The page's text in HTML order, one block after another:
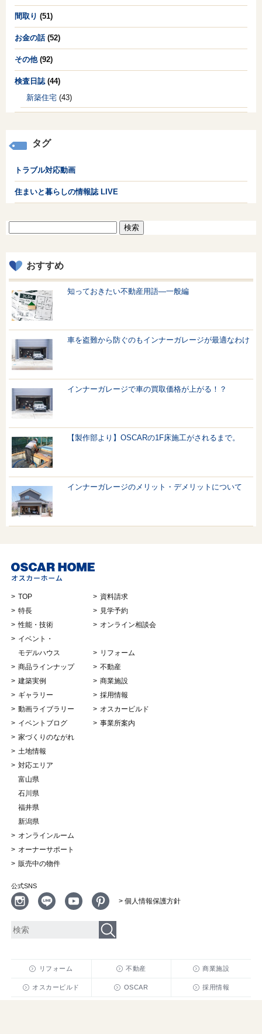
間取り (51)
お金の話(52)
その他(92)
検査日誌 (44)
新築住宅 (43)
タグ
トラブル対応動画
住まいと暮らしの情報誌 LIVE
索:
おすすめ
知っておきたい不動産用語—一般編
車を盗難から防ぐのもインナーガレージが最適なわけ
インナーガレージで車の買取価格が上がる！？
【製作部より】OSCARの1F床施工がされるまで。
インナーガレージのメリット・デメリットについて
TOP
特長
性能・技術
イベント・
モデルハウス
商品ラインナップ
建築実例
ギャラリー
動画ライブラリー
イベントブログ
家づくりのながれ
土地情報
対応エリア
富山県
石川県
福井県
新潟県
オンラインルーム
オーナーサポート
販売中の物件
資料請求
見学予約
オンライン相談会
リフォーム
不動産
商業施設
採用情報
オスカービルド
事業所案内
公式SNS
> 個人情報保護方針
リフォーム 不動産 商業施設
オスカービルド OSCAR 採用情報